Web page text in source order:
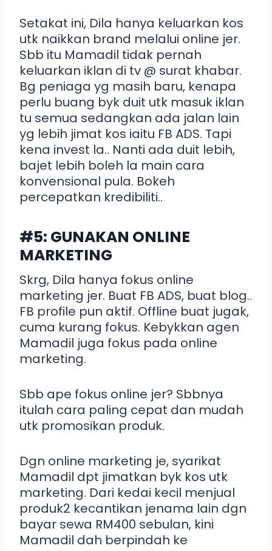
Setakat ini, Dila hanya keluarkan kos
utk naikkan brand melalui online jer.
Sbb itu Mamadil tidak pernah
keluarkan iklan di tv @ surat khabar.
Bg peniaga yg masih baru, kenapa
perlu buang byk duit utk masuk iklan
tu semua sedangkan ada jalan lain
yg lebih jimat kos iaitu FB ADS. Tapi
kena invest la.. Nanti ada duit lebih,
bajet lebih boleh la main cara
konvensional pula. Bokeh
percepatkan kredibiliti..
#5: GUNAKAN ONLINE
MARKETING
Skrg, Dila hanya fokus online
marketing jer. Buat FB ADS, buat blog..
FB profile pun aktif. Offline buat jugak,
cuma kurang fokus. Kebykkan agen
Mamadil juga fokus pada online
marketing.
Sbb ape fokus online jer? Sbbnya
itulah cara paling cepat dan mudah
utk promosikan produk.
Dgn online marketing je, syarikat
Mamadil dpt jimatkan byk kos utk
marketing. Dari kedai kecil menjual
produk2 kecantikan jenama lain dgn
bayar sewa RM400 sebulan, kini
Mamadil dah berpindah ke